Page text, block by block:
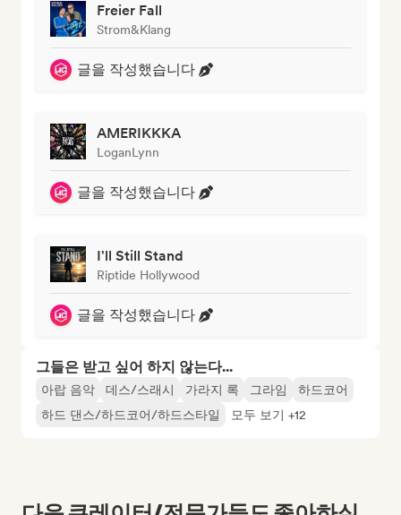
Freier Fall
Strom&Klang
글을 작성했습니다
AMERIKKKA
LoganLynn
글을 작성했습니다
I'll Still Stand
Riptide Hollywood
글을 작성했습니다
그들은 받고 싶어 하지 않는다...
아랍 음악 데스/스래시 가라지 록 그라임
하드코어
하드 댄스/하드코어/하드스타일
모두 보기 +12